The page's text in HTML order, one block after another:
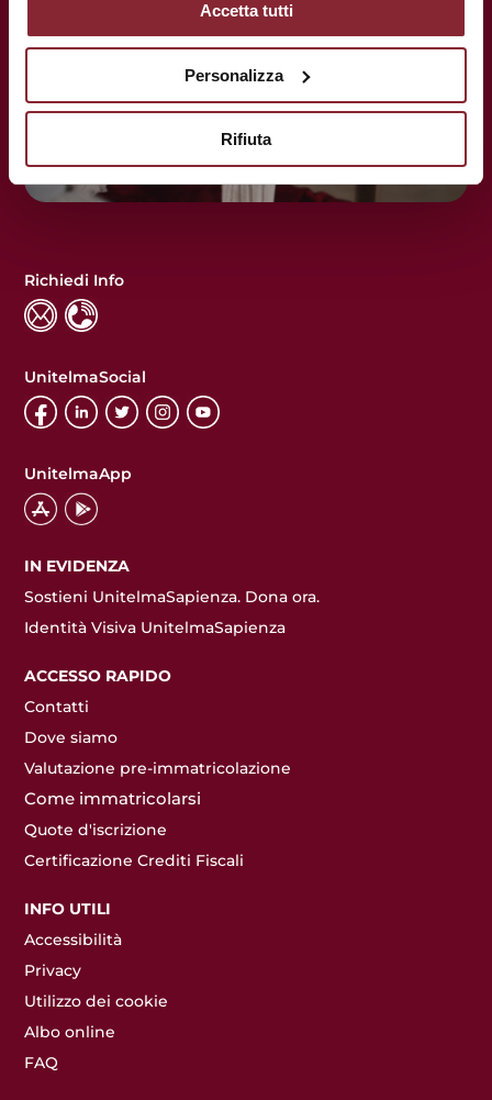
Accetta tutti
Personalizza
Rifiuta
Richiedi Info
UnitelmaSocial
UnitelmaApp
IN EVIDENZA
Sostieni UnitelmaSapienza. Dona ora.
Identità Visiva UnitelmaSapienza
ACCESSO RAPIDO
Contatti
Dove siamo
Valutazione pre-immatricolazione
Come immatricolarsi
Quote d'iscrizione
Certificazione Crediti Fiscali
INFO UTILI
Accessibilità
Privacy
Utilizzo dei cookie
Albo online
FAQ